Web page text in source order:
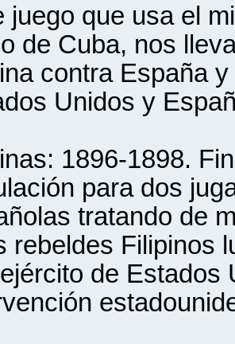
juego que usa el
de Cuba, nos
contra España
Unidos y
1896-1898.
para dos
tratando de
rebeldes Filipinos
de Estados